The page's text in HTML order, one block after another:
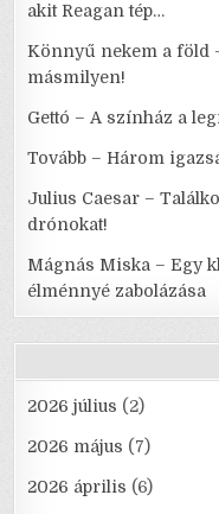
akit Reagan tép…
Könnyű nekem a föld
másmilyen!
Gettó – A színház a
Tovább – Három
Julius Caesar –
drónokat!
Mágnás Miska – Egy
élménnyé zabolázása
2026 július (2)
2026 május (7)
2026 április (6)